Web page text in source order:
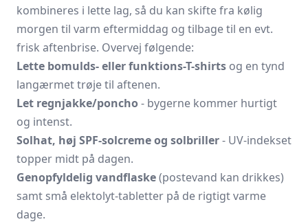
kombineres i lette lag, så du kan skifte fra kølig
morgen til varm eftermiddag og tilbage til en evt.
frisk aftenbrise. Overvej følgende:
Lette bomulds- eller funktions-T-shirts og en tynd
langærmet trøje til aftenen.
Let regnjakke/poncho- bygerne kommer hurtigt
og intenst.
Solhat, høj SPF-solcreme og solbriller- UV-indekset
topper midt på dagen.
Genopfyldelig vandflaske(postevand kan drikkes)
samt små elektolyt-tabletter på de rigtigt varme
dage.